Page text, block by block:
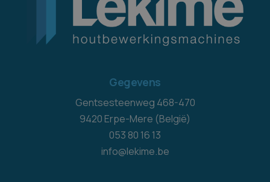
Gegevens
Gentsesteenweg 468-470
9420 Erpe-Mere (België)
053 80 16 13
info@lekime.be